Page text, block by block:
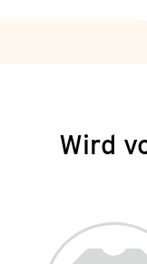
Wird